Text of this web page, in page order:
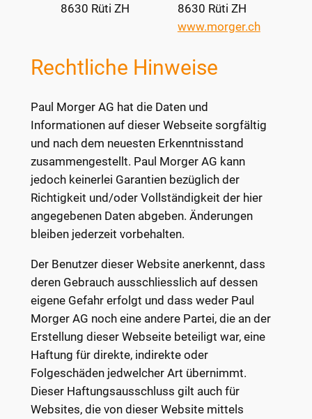
8630 Rüti ZH
8630 Rüti ZH
www.morger.ch
Rechtliche Hinweise
Paul Morger AG hat die Daten und
Informationen auf dieser Webseite sorgfältig
und nach dem neuesten Erkenntnisstand
zusammengestellt. Paul Morger AG kann
jedoch keinerlei Garantien bezüglich der
Richtigkeit und/oder Vollständigkeit der hier
angegebenen Daten abgeben. Änderungen
bleiben jederzeit vorbehalten.
Der Benutzer dieser Website anerkennt, dass
deren Gebrauch ausschliesslich auf dessen
eigene Gefahr erfolgt und dass weder Paul
Morger AG noch eine andere Partei, die an der
Erstellung dieser Webseite beteiligt war, eine
Haftung für direkte, indirekte oder
Folgeschäden jedwelcher Art übernimmt.
Dieser Haftungsausschluss gilt auch für
Websites, die von dieser Website mittels